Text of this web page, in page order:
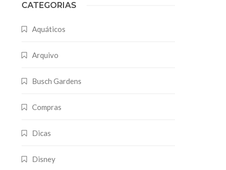
CATEGORIAS
Aquáticos
Arquivo
Busch Gardens
Compras
Dicas
Disney